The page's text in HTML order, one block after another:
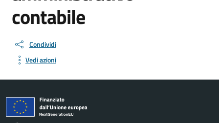
contabile
Condividi
Vedi azioni